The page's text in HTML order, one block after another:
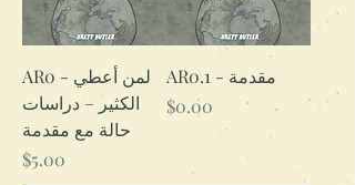
AR0 - لمن أعطي
الكثير – دراسات
حالة مع مقدمة
Price
$5.00
AR0.1 - مقدمة
Price
$0.00